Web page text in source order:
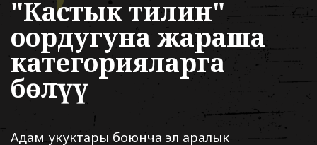
"Кастык тилин"
оордугуна жараша
категорияларга
бөлүү
Адам укуктары боюнча эл аралык